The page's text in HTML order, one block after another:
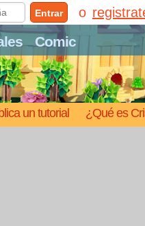
Comic
un tutorial ¿Qué es
Entrar